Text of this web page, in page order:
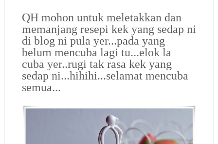
QH mohon untuk meletakkan dan
memanjang resepi kek yang sedap ni
di blog ni pula yer...pada yang
belum mencuba lagi tu...elok la
cuba yer..rugi tak rasa kek yang
sedap ni...hihihi...selamat mencuba
semua...